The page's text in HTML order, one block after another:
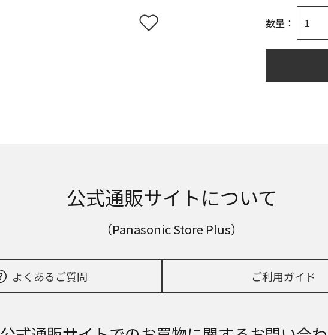
数量：
公式通販サイトについて
（Panasonic Store Plus）
よくあるご質問 ご利用ガイド